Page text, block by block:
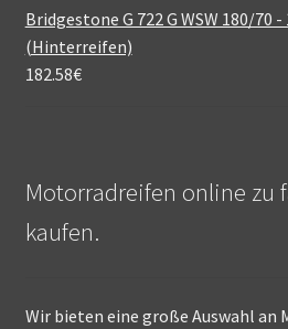
Bridgestone G 722 G WSW 180/70 -
(Hinterreifen)
182.58€
Motorradreifen online zu
kaufen.
Wir bieten eine große Auswahl